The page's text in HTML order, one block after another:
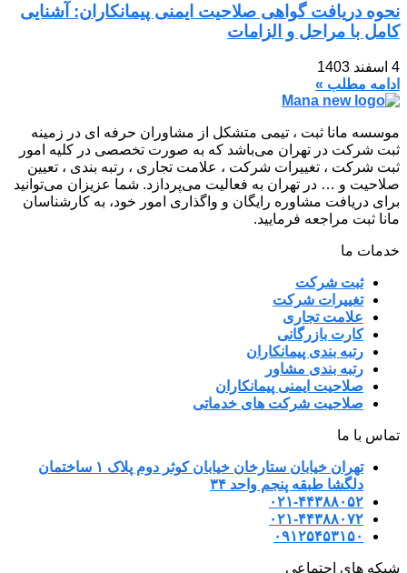
نحوه دریافت گواهی صلاحیت ایمنی پیمانکاران: آشنایی
کامل با مراحل و الزامات
4 اسفند 1403
ادامه مطلب »
موسسه مانا ثبت ، تیمی متشکل از مشاوران حرفه ای در زمینه
ثبت شرکت در تهران می‌باشد که به صورت تخصصی در کلیه امور
ثبت شرکت ، تغییرات شرکت ، علامت تجاری ، رتبه بندی ، تعیین
صلاحیت و … در تهران به فعالیت می‌پردازد. شما عزیزان می‌توانید
برای دریافت مشاوره رایگان و واگذاری امور خود، به کارشناسان
مانا ثبت مراجعه فرمایید.
خدمات ما
ثبت شرکت
تغییرات شرکت
علامت تجاری
کارت بازرگانی
رتبه بندی پیمانکاران
رتبه بندی مشاور
صلاحیت ایمنی پیمانکاران
صلاحیت شرکت های خدماتی
تماس با ما
تهران خیابان ستارخان خیابان کوثر دوم پلاک ۱ ساختمان
دلگشا طبقه پنجم واحد ۳۴
۰۲۱-۴۴۳۸۸۰۵۲
۰۲۱-۴۴۳۸۸۰۷۲
۰۹۱۲۵۴۵۳۱۵۰
شبکه های اجتماعی